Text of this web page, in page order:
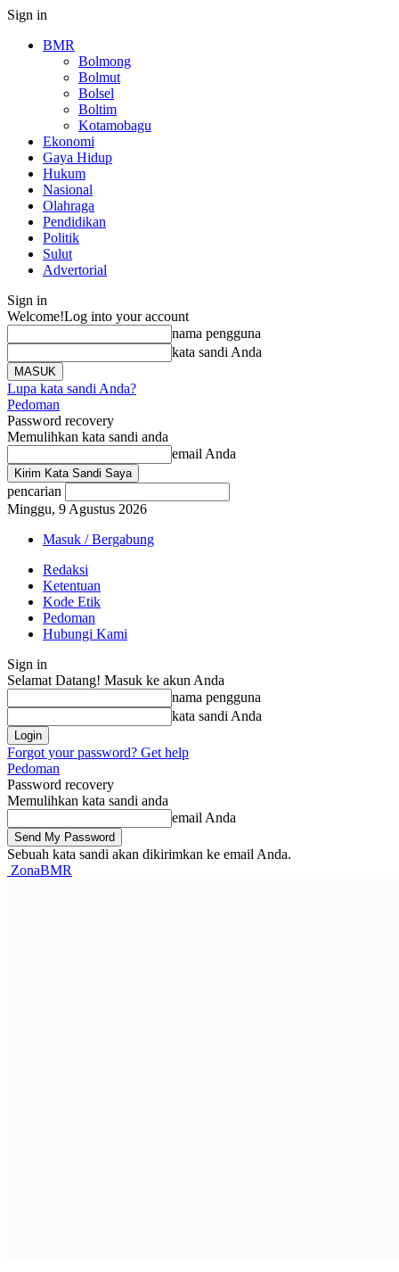
Sign in
BMR
Bolmong
Bolmut
Bolsel
Boltim
Kotamobagu
Ekonomi
Gaya Hidup
Hukum
Nasional
Olahraga
Pendidikan
Politik
Sulut
Advertorial
Sign in
Welcome!Log into your account
nama pengguna
kata sandi Anda
Lupa kata sandi Anda?
Pedoman
Password recovery
Memulihkan kata sandi anda
email Anda
pencarian
Minggu, 9 Agustus 2026
Masuk / Bergabung
Redaksi
Ketentuan
Kode Etik
Pedoman
Hubungi Kami
Sign in
Selamat Datang! Masuk ke akun Anda
nama pengguna
kata sandi Anda
Forgot your password? Get help
Pedoman
Password recovery
Memulihkan kata sandi anda
email Anda
Sebuah kata sandi akan dikirimkan ke email Anda.
ZonaBMR